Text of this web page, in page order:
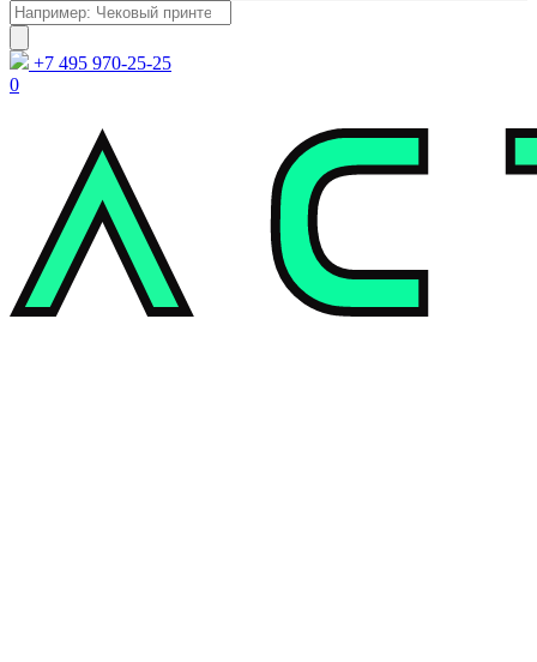
Поиск
товаров
+7 495 970-25-25
0